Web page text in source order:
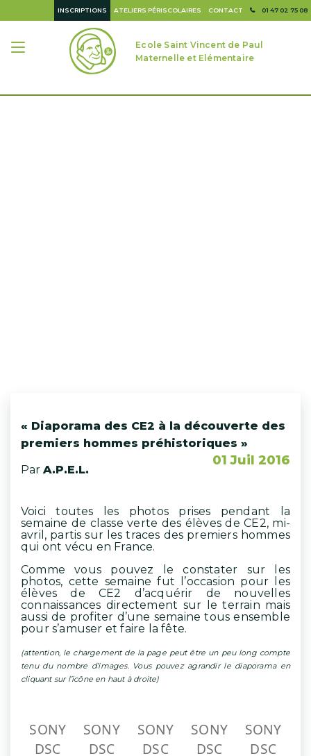
01 47 02 75 08
CONTACT
ATELIERS PÉRISCOLAIRES
INSCRIPTIONS
Ecole Saint Vincent de Paul
Maternelle et Elémentaire
« Diaporama des CE2 à la découverte des
premiers hommes préhistoriques »
01 Juil 2016
Par A.P.E.L.
Voici toutes les photos prises pendant la
semaine de classe verte des élèves de CE2, mi-
avril, partis sur les traces des premiers hommes
qui ont vécu en France.
Comme vous pouvez le constater sur les
photos, cette semaine fut l’occasion pour les
élèves de CE2 d’acquérir de nouvelles
connaissances directement sur le terrain mais
aussi de profiter d’une semaine tous ensemble
pour s’amuser et faire la fête.
(attention, le chargement de la page peut être un peu long compte
tenu du nombre d’images. Vous pouvez agrandir le diaporama en
cliquant sur l’icône en haut à droite)
SONY
DSC
SONY
DSC
SONY
DSC
SONY
DSC
SONY
DSC